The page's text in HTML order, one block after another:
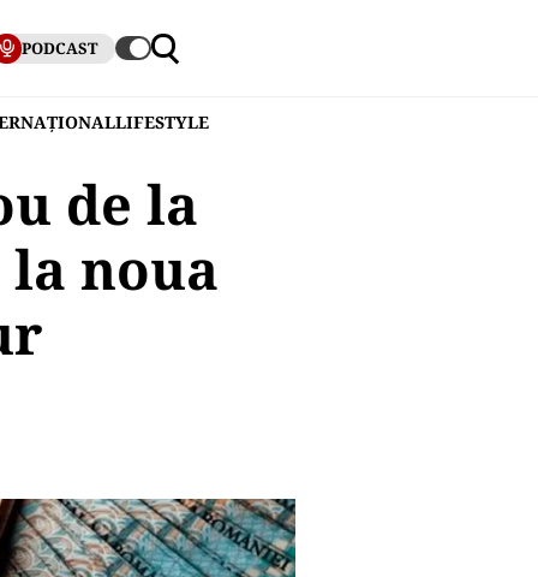
PODCAST
LIFESTYLE
de la
noua